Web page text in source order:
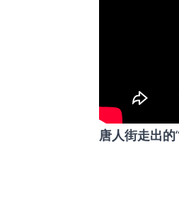
唐人街走出的